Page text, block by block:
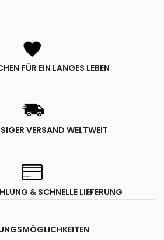
FÜR EIN LANGES LEBEN
VERSAND WELTWEIT
& SCHNELLE LIEFERUNG